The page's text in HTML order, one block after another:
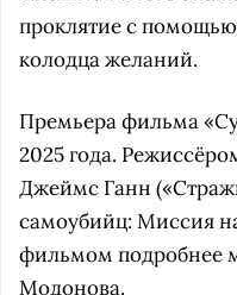
проклятие с
колодца желаний.
Премьера фильма
2025 года.
Джеймс Ганн
самоубийц: Миссия
фильмом подробнее
Модонова.